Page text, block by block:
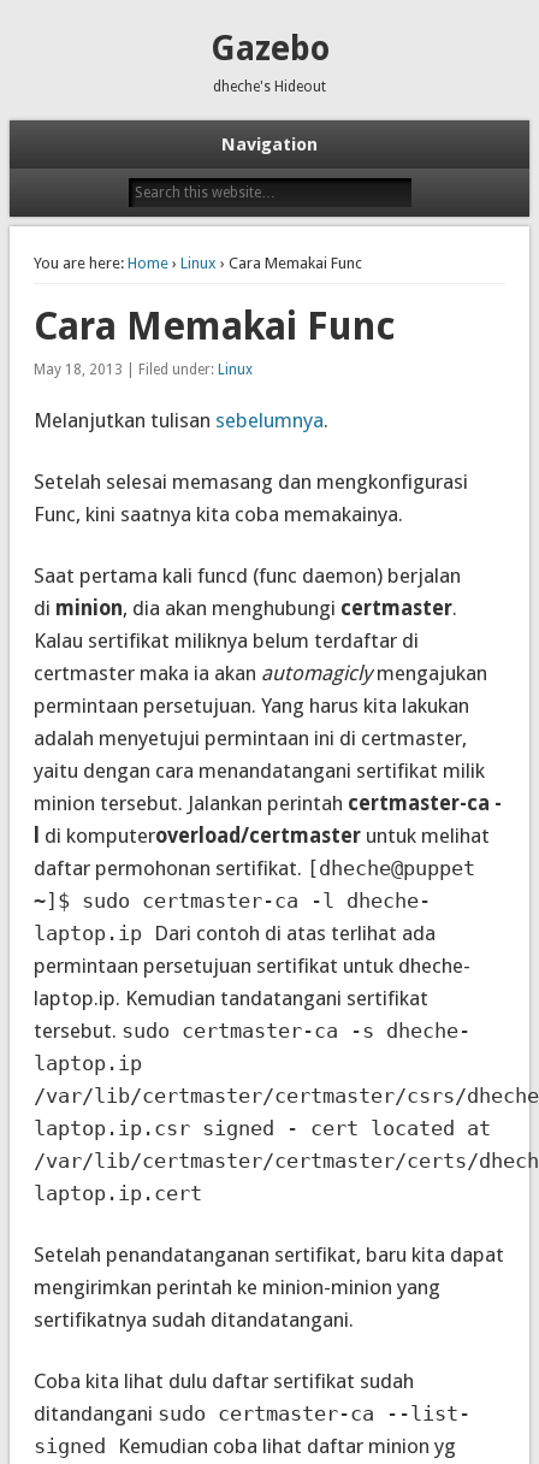
Gazebo
dheche's Hideout
Navigation
You are here: Home› Linux › Cara Memakai Func
Cara Memakai Func
May 18, 2013 | Filed under: Linux
Melanjutkan tulisan sebelumnya.
Setelah selesai memasang dan mengkonfigurasi
Func, kini saatnya kita coba memakainya.
Saat pertama kali funcd (func daemon) berjalan
di minion, dia akan menghubungi certmaster.
Kalau sertifikat miliknya belum terdaftar di
certmaster maka ia akan automagiclymengajukan
permintaan persetujuan. Yang harus kita lakukan
adalah menyetujui permintaan ini di certmaster,
yaitu dengan cara menandatangani sertifikat milik
minion tersebut. Jalankan perintah certmaster-ca -
di komputeroverload/certmasteruntuk melihat
daftar permohonan sertifikat. [dheche@puppet
~]$ sudo certmaster-ca -l dheche-
laptop.ip Dari contoh di atas terlihat ada
permintaan persetujuan sertifikat untuk dheche-
laptop.ip. Kemudian tandatangani sertifikat
tersebut. sudo certmaster-ca -s dheche-
laptop.ip
/var/lib/certmaster/certmaster/csrs/
laptop.ip.csr signed - cert located at
/var/lib/certmaster/certmaster/certs/
laptop.ip.cert
Setelah penandatanganan sertifikat, baru kita dapat
mengirimkan perintah ke minion-minion yang
sertifikatnya sudah ditandatangani.
Coba kita lihat dulu daftar sertifikat sudah
ditandangani sudo certmaster-ca --list-
signed
Kemudian coba lihat daftar minion yg